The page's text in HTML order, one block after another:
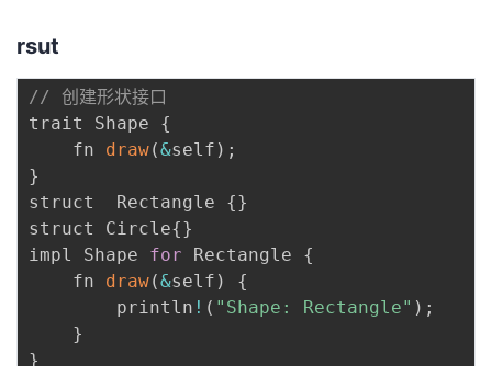
rsut
// 创建形状接口
trait Shape {
    fn
draw(&self ) ;
}
struct  Rectangle {}
struct Circle{}
impl Shape for Rectangle {
    fn
draw(&self )
{
        println
! ( "Shape: Rectangle" ) ;
}
}